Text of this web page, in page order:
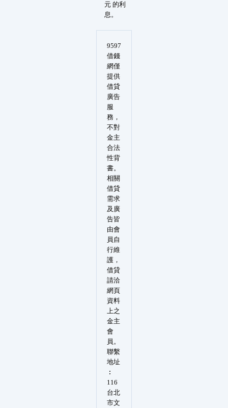
元 的利
息。
9597
借錢
網僅
提供
借貸
廣告
服
務，
不對
金主
合法
性背
書。
相關
借貸
需求
及廣
告皆
由會
員自
行維
護，
借貸
請洽
網頁
資料
上之
金主
會
員。
聯繫
地址
︰
116
台北
市文